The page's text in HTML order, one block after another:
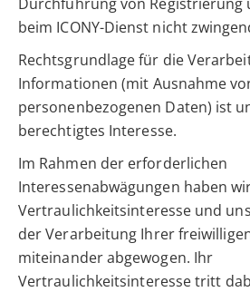
beim ICONY-Dienst nicht
Rechtsgrundlage für die
Informationen (mit Ausnahme
personenbezogenen Daten) ist
berechtigtes Interesse.
Im Rahmen der erforderlichen
Interessenabwägungen haben
Vertraulichkeitsinteresse und
der Verarbeitung Ihrer
miteinander abgewogen. Ihr
Vertraulichkeitsinteresse tritt